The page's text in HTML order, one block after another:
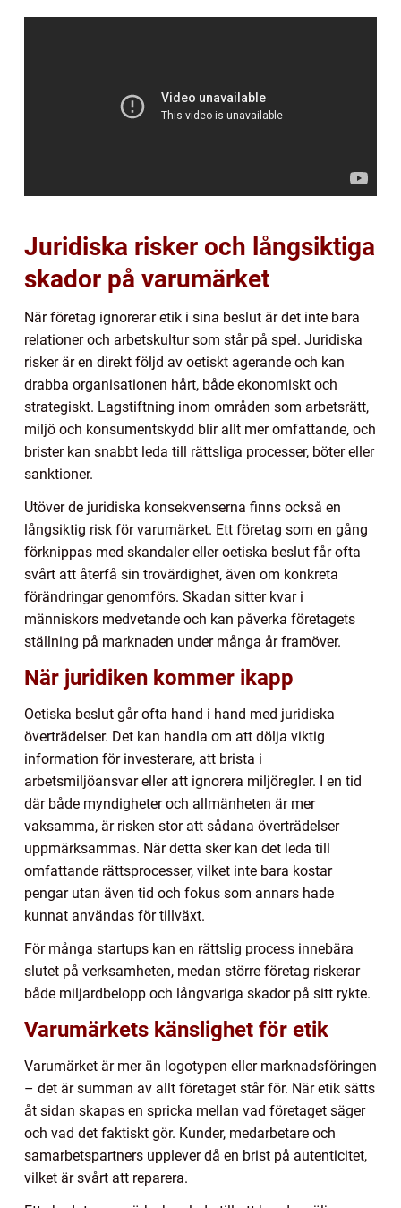
Juridiska risker och långsiktiga
skador på varumärket
När företag ignorerar etik i sina beslut är det inte bara
relationer och arbetskultur som står på spel. Juridiska
risker är en direkt följd av oetiskt agerande och kan
drabba organisationen hårt, både ekonomiskt och
strategiskt. Lagstiftning inom områden som arbetsrätt,
miljö och konsumentskydd blir allt mer omfattande, och
brister kan snabbt leda till rättsliga processer, böter eller
sanktioner.
Utöver de juridiska konsekvenserna finns också en
långsiktig risk för varumärket. Ett företag som en gång
förknippas med skandaler eller oetiska beslut får ofta
svårt att återfå sin trovärdighet, även om konkreta
förändringar genomförs. Skadan sitter kvar i
människors medvetande och kan påverka företagets
ställning på marknaden under många år framöver.
När juridiken kommer ikapp
Oetiska beslut går ofta hand i hand med juridiska
överträdelser. Det kan handla om att dölja viktig
information för investerare, att brista i
arbetsmiljöansvar eller att ignorera miljöregler. I en tid
där både myndigheter och allmänheten är mer
vaksamma, är risken stor att sådana överträdelser
uppmärksammas. När detta sker kan det leda till
omfattande rättsprocesser, vilket inte bara kostar
pengar utan även tid och fokus som annars hade
kunnat användas för tillväxt.
För många startups kan en rättslig process innebära
slutet på verksamheten, medan större företag riskerar
både miljardbelopp och långvariga skador på sitt rykte.
Varumärkets känslighet för etik
Varumärket är mer än logotypen eller marknadsföringen
– det är summan av allt företaget står för. När etik sätts
åt sidan skapas en spricka mellan vad företaget säger
och vad det faktiskt gör. Kunder, medarbetare och
samarbetspartners upplever då en brist på autenticitet,
vilket är svårt att reparera.